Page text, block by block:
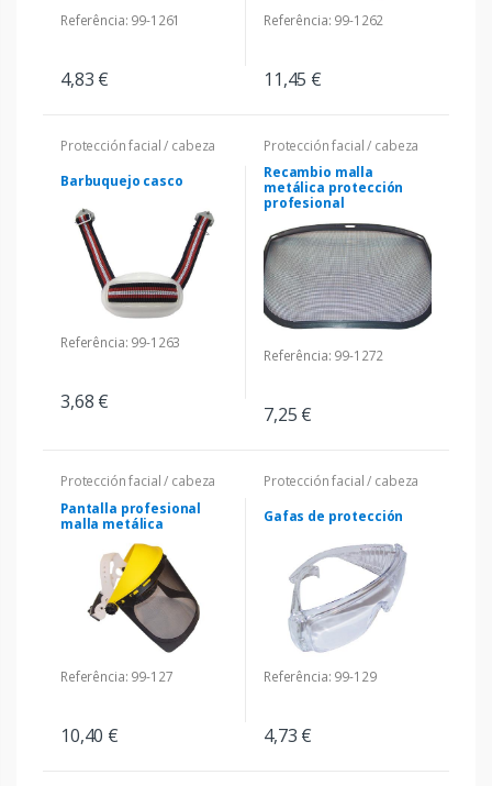
Referência: 99-1261
4,83 €
Referência: 99-1262
11,45 €
Protección facial / cabeza
Barbuquejo casco
Referência: 99-1263
3,68 €
Protección facial / cabeza
Recambio malla
metálica protección
profesional
Referência: 99-1272
7,25 €
Protección facial / cabeza
Pantalla profesional
malla metálica
Referência: 99-127
10,40 €
Protección facial / cabeza
Gafas de protección
Referência: 99-129
4,73 €